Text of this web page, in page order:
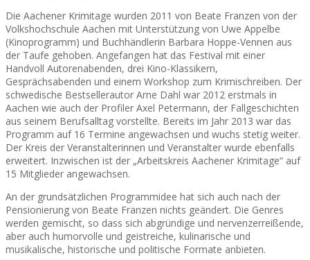
Die Aachener Krimitage wurden 2011 von Beate Franzen von der
Volkshochschule Aachen mit Unterstützung von Uwe Appelbe
(Kinoprogramm) und Buchhändlerin Barbara Hoppe-Vennen aus
der Taufe gehoben. Angefangen hat das Festival mit einer
Handvoll Autorenabenden, drei Kino-Klassikern,
Gesprächsabenden und einem Workshop zum Krimischreiben. Der
schwedische Bestsellerautor Arne Dahl war 2012 erstmals in
Aachen wie auch der Profiler Axel Petermann, der Fallgeschichten
aus seinem Berufsalltag vorstellte. Bereits im Jahr 2013 war das
Programm auf 16 Termine angewachsen und wuchs stetig weiter.
Der Kreis der Veranstalterinnen und Veranstalter wurde ebenfalls
erweitert. Inzwischen ist der „Arbeitskreis Aachener Krimitage“ auf
15 Mitglieder angewachsen.
An der grundsätzlichen Programmidee hat sich auch nach der
Pensionierung von Beate Franzen nichts geändert. Die Genres
werden gemischt, so dass sich abgründige und nervenzerreißende,
aber auch humorvolle und geistreiche, kulinarische und
musikalische, historische und politische Formate anbieten.